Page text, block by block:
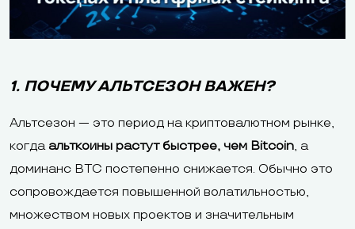
1. ПОЧЕМУ АЛЬТСЕЗОН ВАЖЕН?
Альтсезон — это период на криптовалютном рынке,
когда альткоины растут быстрее, чем Bitcoin, а
доминанс BTC постепенно снижается. Обычно это
сопровождается повышенной волатильностью,
множеством новых проектов и значительным